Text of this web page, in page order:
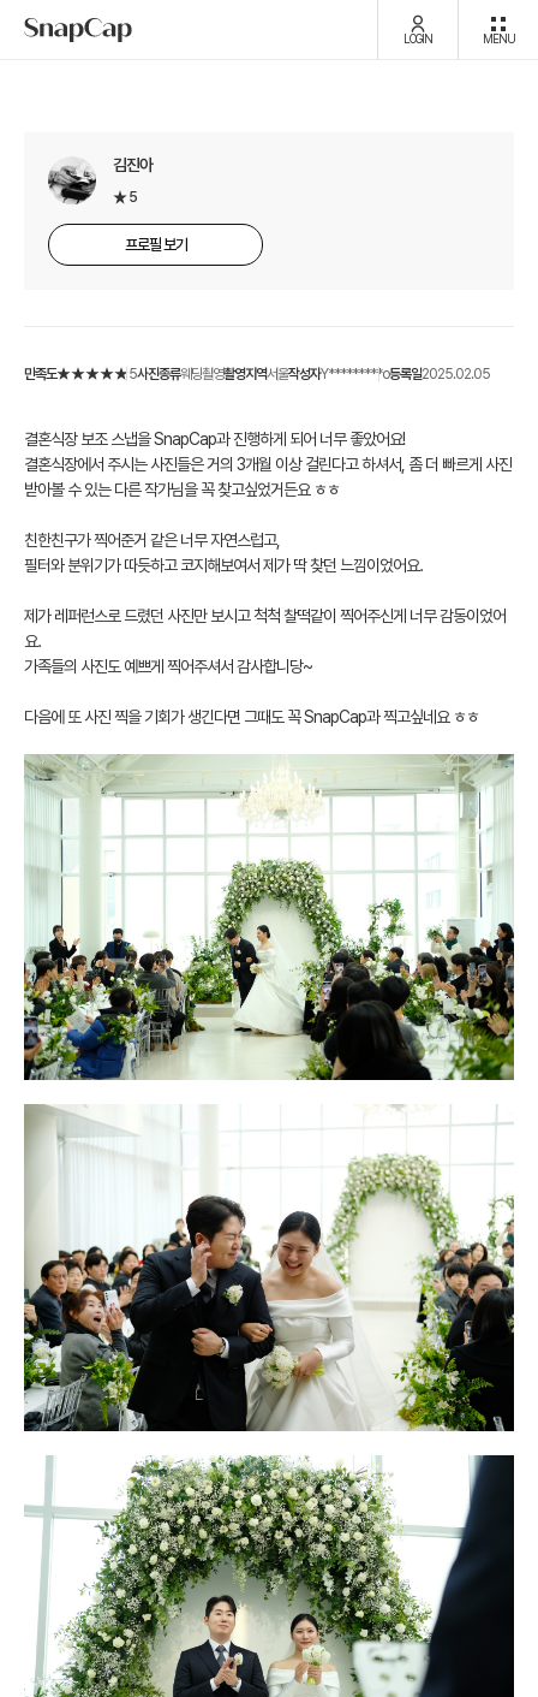
LOGIN MENU
김진아
5
프로필 보기
만족도 5사진종류웨딩촬영촬영지역서울작성자Y*********o등록일2025.02.05
결혼식장 보조 스냅을 SnapCap과 진행하게 되어 너무 좋았어요!
결혼식장에서 주시는 사진들은 거의 3개월 이상 걸린다고 하셔서, 좀 더 빠르게 사진
받아볼 수 있는 다른 작가님을 꼭 찾고싶었거든요 ㅎㅎ
친한친구가 찍어준거 같은 너무 자연스럽고,
필터와 분위기가 따듯하고 코지해보여서 제가 딱 찾던 느낌이었어요.
제가 레퍼런스로 드렸던 사진만 보시고 척척 찰떡같이 찍어주신게 너무 감동이었어
요.
가족들의 사진도 예쁘게 찍어주셔서 감사합니당~
다음에 또 사진 찍을 기회가 생긴다면 그때도 꼭 SnapCap과 찍고싶네요 ㅎㅎ